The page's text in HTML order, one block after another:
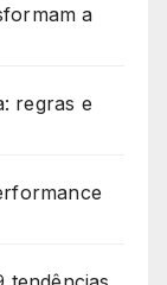
a
regras e